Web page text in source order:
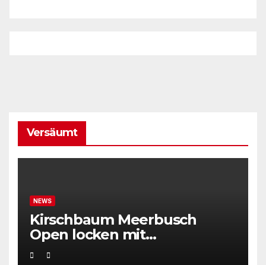
Versäumt
NEWS
Kirschbaum Meerbusch
Open locken mit
Weltklassetennis